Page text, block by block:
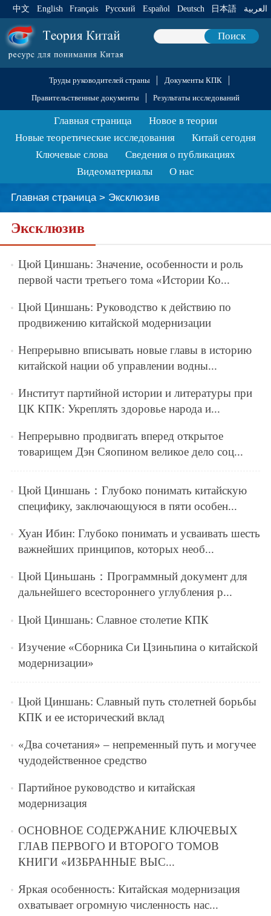
中文 English Français Pусский Español Deutsch 日本語 العربية
Поиск
Труды руководителей страны
Документы КПК
Правительственные документы
Результаты исследований
Главная страница
Новое в теории
Новые теоретические исследования
Китай сегодня
Ключевые слова
Сведения о публикациях
Видеоматериалы
О нас
Главная страница> Эксклюзив
Эксклюзив
Цюй Циншань: Значение, особенности и роль
первой части третьего тома «Истории Ко...
Цюй Циншань: Руководство к действию по
продвижению китайской модернизации
Непрерывно вписывать новые главы в историю
китайской нации об управлении водны...
Институт партийной истории и литературы при
ЦК КПК: Укреплять здоровье народа и...
Непрерывно продвигать вперед открытое
товарищем Дэн Сяопином великое дело соц...
Цюй Циншань：Глубоко понимать китайскую
специфику, заключающуюся в пяти особен...
Хуан Ибин: Глубоко понимать и усваивать шесть
важнейших принципов, которых необ...
Цюй Циньшань：Программный документ для
дальнейшего всестороннего углубления р...
Цюй Циншань: Славное столетие КПК
Изучение «Сборника Си Цзиньпина о китайской
модернизации»
Цюй Циншань: Славный путь столетней борьбы
КПК и ее исторический вклад
«Два сочетания» – непременный путь и могучее
чудодейственное средство
Партийное руководство и китайская
модернизация
ОСНОВНОЕ СОДЕРЖАНИЕ КЛЮЧЕВЫХ
ГЛАВ ПЕРВОГО И ВТОРОГО ТОМОВ
КНИГИ «ИЗБРАННЫЕ ВЫС...
Яркая особенность: Китайская модернизация
охватывает огромную численность нас...